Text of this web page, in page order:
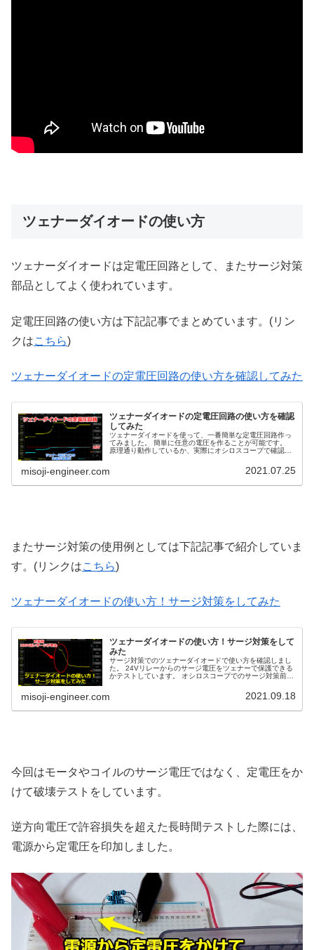
ツェナーダイオードの使い方
ツェナーダイオードは定電圧回路として、またサージ対策
部品としてよく使われています。
定電圧回路の使い方は下記記事でまとめています。(リン
クはこちら)
ツェナーダイオードの定電圧回路の使い方を確認してみた
ツェナーダイオードの定電圧回路の使い方を確認
してみた
ツェナーダイオードを使って、一番簡単な定電圧回路作っ
てみました。 簡単に任意の電圧を作ることが可能です。
原理通り動作しているか、実際にオシロスコープで確認し
misoji-engineer.com 2021.07.25
またサージ対策の使用例としては下記記事で紹介していま
す。(リンクはこちら)
ツェナーダイオードの使い方！サージ対策をしてみた
ツェナーダイオードの使い方！サージ対策をして
みた
サージ対策でのツェナーダイオードで使い方を確認しまし
た。 24Vリレーからのサージ電圧をツェナーで保護できる
かテストしています。 オシロスコープでのサージ対策前後
misoji-engineer.com 2021.09.18
今回はモータやコイルのサージ電圧ではなく、定電圧をか
けて破壊テストをしています。
逆方向電圧で許容損失を超えた長時間テストした際には、
電源から定電圧を印加しました。